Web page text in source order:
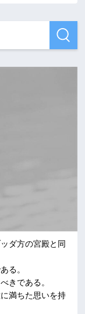
ダ方の宮殿と同
る。
きである。
満ちた思いを持